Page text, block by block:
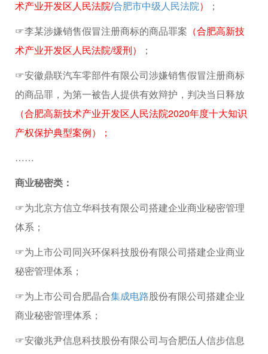
术产业开发区人民法院/合肥市中级人民法院）
；
☞李某涉嫌销售假冒注册商标的商品罪案 （合肥高新技
术产业开发区人民法院/缓刑）
；
☞安徽鼎联汽车零部件有限公司涉嫌销售假冒注册商标
的商品罪，为第一被告人提供有效辩护，判决当日释放
（合肥高新技术产业开发区人民法院2020年度十大知识
产权保护典型案例）；
……
商业秘密类：
☞为北京方信立华科技有限公司搭建企业商业秘密管理
体系；
☞为上市公司同兴环保科技股份有限公司搭建企业商业
秘密管理体系；
☞为上市公司合肥晶合集成电路股份有限公司搭建企业
商业秘密管理体系；
☞安徽兆尹信息科技股份有限公司与合肥伍人信步信息